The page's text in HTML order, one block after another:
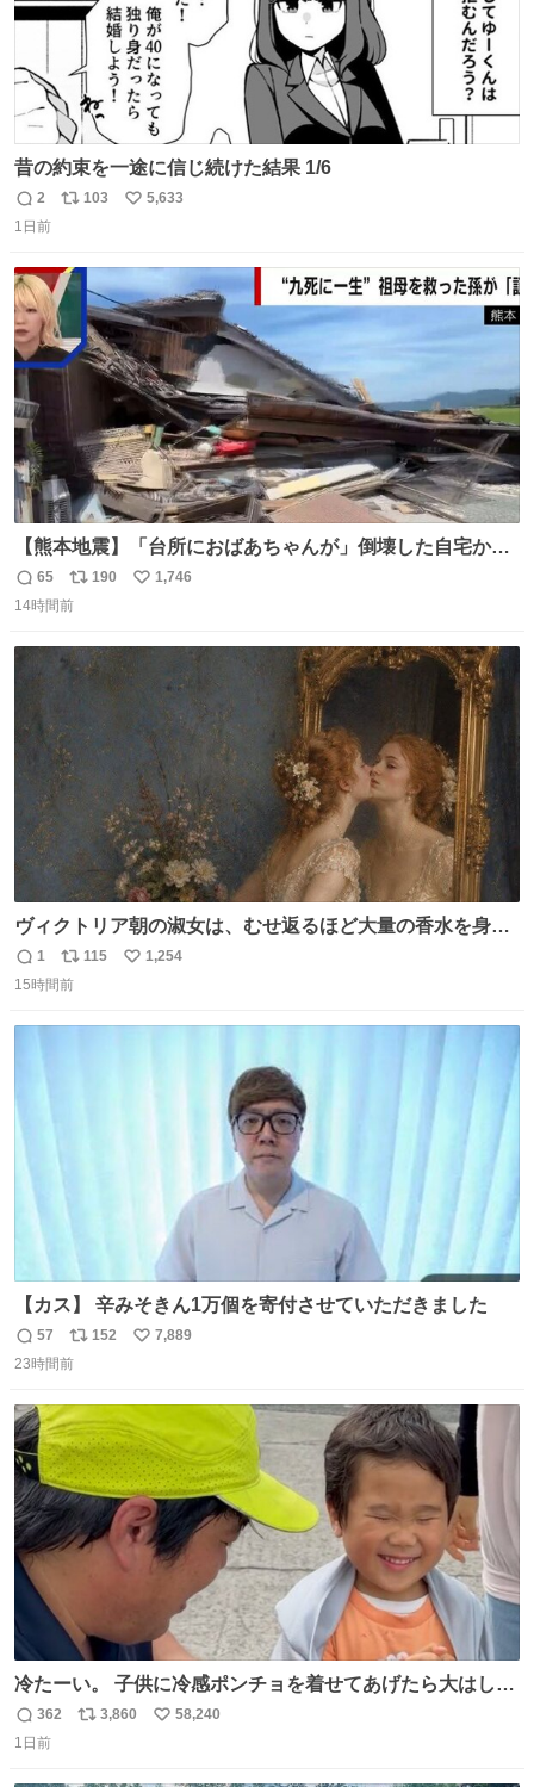
昔の約束を一途に信じ続けた結果 1/6
返
信
2
リ
ト
数
103
い
数
5,633
1日前
【熊本地震】「台所におばあちゃんが」倒壊した自宅から
孫が救出 地震発生時、台所で夕食の準備をしていた祖母の
「助けて」という声。祖母を背負い、助け出した孫が「命
返
信
65
リ
ポ
ト
190
い
1,746
14時間前
ヴィクトリア朝の淑女は、むせ返るほど大量の香水を身に
つけるものではないとされていた。それでも香水は、髪や
肌の手入れと同じくらい、ヴィクトリア朝の女性達の美容
が知る香水よりも単純な組成で、その大部分は薔薇、菫、
返
信
1
リ
ポ
115
い
1,254
15時間前
【カス】 辛みそきん1万個を寄付させていただきました
返
信
57
リ
ポ
ト
数
152
い
数
7,889
23時間前
冷たーい。 子供に冷感ポンチョを着せてあげたら大はしゃ
ぎで喜んでくれました。 こんな素敵な代物を提供してくれ
た山口県の恩師に感謝。
返
信
362
リ
3,860
い
58,240
1日前